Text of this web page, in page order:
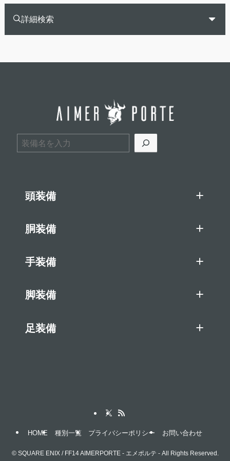
詳細検索
検索
頭装備
胴装備
手装備
脚装備
足装備
HOME 種別一覧 プライバシーポリシー お問い合わせ
©SQUARE ENIX / FF14 AIMERPORTE - エメポルテ - All Rights Reserved.